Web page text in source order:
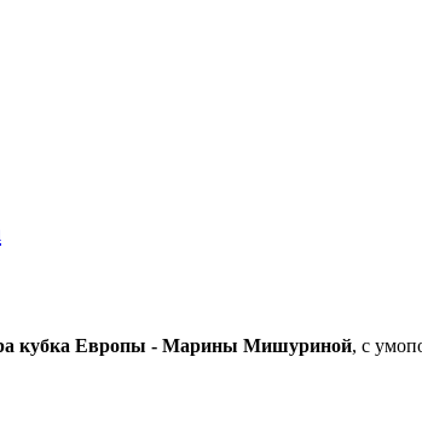
кубка Европы - Марины Мишуриной, с